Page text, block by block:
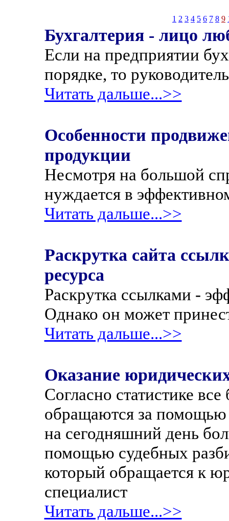
1 2 3 4 5 6 7 8 9
Бухгалтерия - лицо
Если на предприятии
порядке, то
Читать дальше...>>
Особенности
продукции
Несмотря на большой
нуждается в
Читать дальше...>>
Раскрутка сайта
ресурса
Раскрутка ссылками -
Однако он может
Читать дальше...>>
Оказание
Согласно статистике
обращаются за
на сегодняшний день
помощью судебных
который обращается к
специалист
Читать дальше...>>